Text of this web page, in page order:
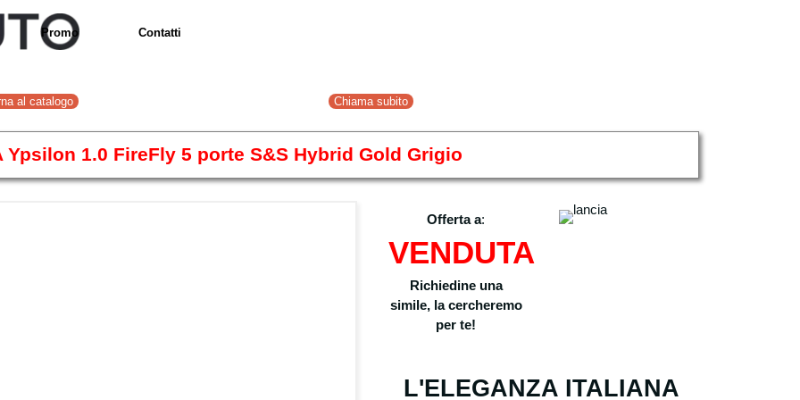
▼
Promo ▼
Contatti
al catalogo Chiama subito
Ypsilon 1.0 FireFly 5 porte S&S Hybrid Gold Grigio
Offerta a:
VENDUTA
Richiedine una
simile, la cercheremo
per te!
L'ELEGANZA ITALIANA